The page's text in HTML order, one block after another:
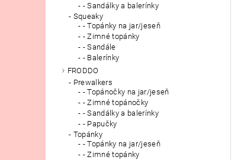
- Sandálky a balerínky
Squeaky
- Topánky na jar/jeseň
- Zimné topánky
- Sandále
- Balerínky
FRODDO
Prewalkers
- Topánočky na jar/jeseň
- Zimné topánočky
- Sandálky a balerínky
- Papučky
Topánky
- Topánky na jar/jeseň
- Zimné topánky